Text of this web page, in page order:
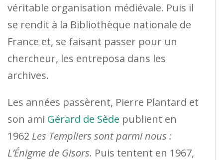
véritable organisation médiévale. Puis il
se rendit à la Bibliothèque nationale de
France et, se faisant passer pour un
chercheur, les entreposa dans les
archives.
Les années passèrent, Pierre Plantard et
son ami Gérard de Sède publient en
1962 Les Templiers sont parmi nous :
L’Énigme de Gisors. Puis tentent en 1967,